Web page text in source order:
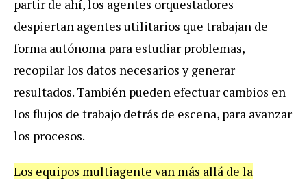
partir de ahí, los agentes orquestadores
despiertan agentes utilitarios que trabajan de
forma autónoma para estudiar problemas,
recopilar los datos necesarios y generar
resultados. También pueden efectuar cambios en
los flujos de trabajo detrás de escena, para avanzar
los procesos.
Los equipos multiagente van más allá de la